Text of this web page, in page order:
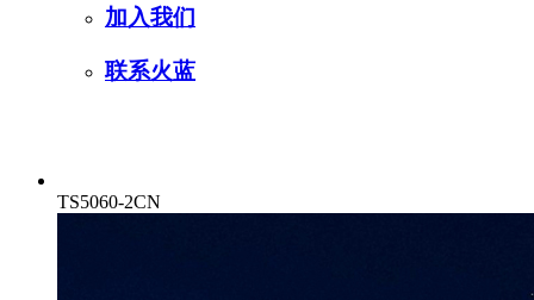
加入我们
联系火蓝
TS5060-2CN